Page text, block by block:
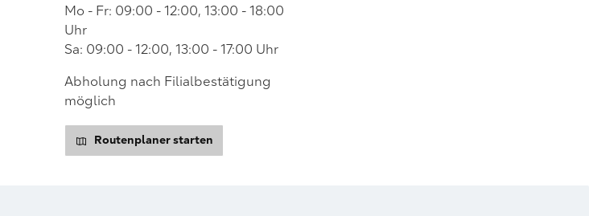
Mo - Fr: 09:00 - 12:00, 13:00 - 18:00
Uhr
Sa: 09:00 - 12:00, 13:00 - 17:00 Uhr
Abholung nach Filialbestätigung
möglich
Routenplaner starten